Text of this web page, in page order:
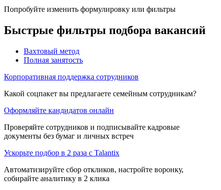
Попробуйте изменить формулировку или фильтры
Быстрые фильтры подбора вакансий
Вахтовый метод
Полная занятость
Корпоративная поддержка сотрудников
Какой соцпакет вы предлагаете семейным сотрудникам?
Оформляйте кандидатов онлайн
Проверяйте сотрудников и подписывайте кадровые
документы без бумаг и личных встреч
Ускорьте подбор в 2 раза с Talantix
Автоматизируйте сбор откликов, настройте воронку,
собирайте аналитику в 2 клика